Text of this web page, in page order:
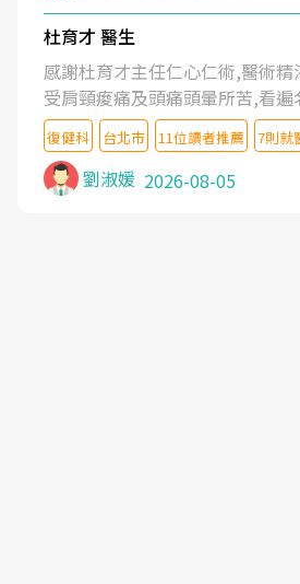
杜育才 醫生
感謝杜育才主任仁心仁術,醫術
受肩頸痠痛及頭痛頭暈所苦,看
檢查,也嘗試過西醫打針,中醫針灸
沒有用,後來連吃到嗎啡類止痛藥
症狀,沒多久就痛起來,多年失眠嚴
台灣親友介紹忠孝醫院杜育才主
復健科 台北市 11位讀者推薦 7則就
劉淑媛 2026-08-05